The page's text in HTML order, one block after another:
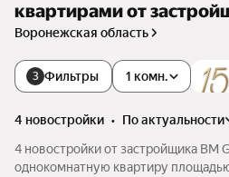
квартирами от
Воронежская область
3 Фильтры 1 комн.
4 новостройки •
по актуальности
4 новостройки от застройщика BM
однокомнатную квартиру